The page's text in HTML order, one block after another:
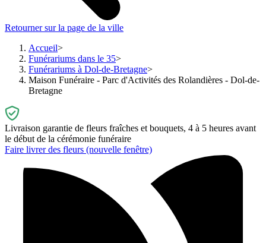
Retourner sur la page de la ville
Accueil
Funérariums dans le 35
Funérariums à Dol-de-Bretagne
Maison Funéraire - Parc d'Activités des Rolandières - Dol-de-
Bretagne
Livraison garantie de fleurs fraîches et bouquets, 4 à 5 heures avant
le début de la cérémonie funéraire
Faire livrer des fleurs (nouvelle fenêtre)